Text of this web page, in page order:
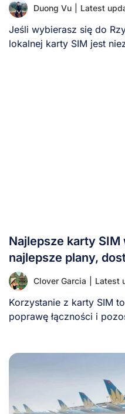
Duong Vu Latest
Jeśli wybierasz się do
lokalnej karty SIM jest
Najlepsze karty
najlepsze plany,
Clover Garcia Latest
Korzystanie z karty SIM
poprawę łączności i